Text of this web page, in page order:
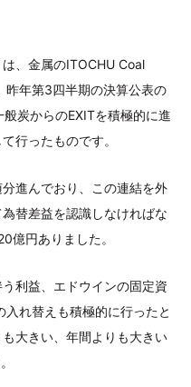
、金属のITOCHU Coal
昨年第3四半期の決算公表の
炭からのEXITを積極的に進
行ったものです。
進んでおり、この連結を外
替差益を認識しなければな
億円ありました。
利益、エドウインの固定資
れ替えも積極的に行ったと
大きい、年間よりも大きい